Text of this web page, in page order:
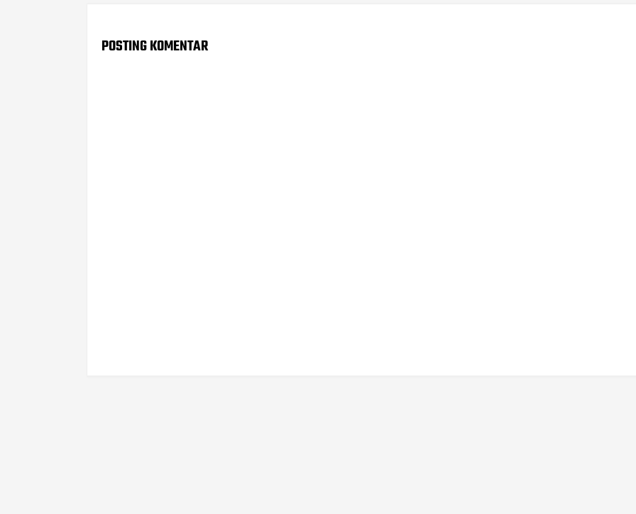
POSTING KOMENTAR